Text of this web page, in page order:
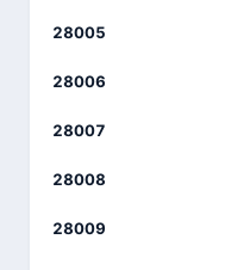
28005
28006
28007
28008
28009